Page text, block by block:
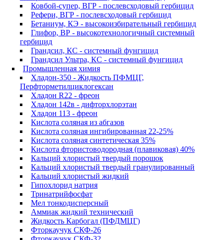
Ковбой-супер, ВГР - послевсходовый гербицид
Рефери, ВГР - послевсходовый гербицид
Бетаниум, КЭ - высокоизбирательный гербицид
Глифор, ВР - высокотехнологичный системный
гербицид
Грандсил, КС - системный фунгицид
Грандсил Ультра, КС - системный фунгицид
Промышленная химия
Хладон-350 - Жидкость ПФМЦГ,
Перфторметилциклогексан
Хладон R22 - фреон
Хладон 142в - дифторхлорэтан
Хладон 113 - фреон
Кислота соляная из абгазов
Кислота соляная ингибированная 22-25%
Кислота соляная синтетическая 35%
Кислота фтористоводородная (плавиковая) 40%
Кальций хлористый твердый порошок
Кальций хлористый твердый гранулированный
Кальций хлористый жидкий
Гипохлорид натрия
Тринатрийфосфат
Мел тонкодисперсный
Аммиак жидкий технический
Жидкость Карбогал (ПФДМЦГ)
Фторкаучук СКФ-26